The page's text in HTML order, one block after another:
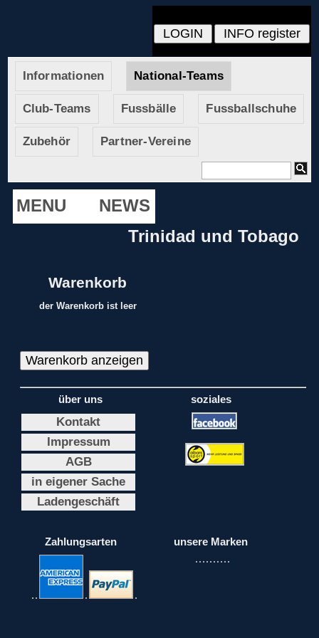
Informationen National-Teams
Club-Teams Fussbälle Fussballschuhe
Zubehör Partner-Vereine
MENU
NEWS
Trinidad und Tobago
Warenkorb
der Warenkorb ist leer
über uns
Kontakt
Impressum
AGB
in eigener Sache
Ladengeschäft
soziales
Zahlungsarten unsere Marken